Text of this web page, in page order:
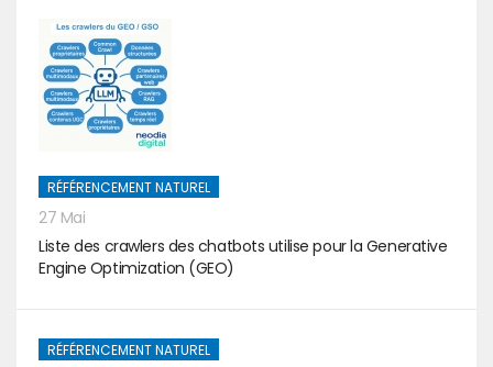
RÉFÉRENCEMENT NATUREL
27 Mai
Liste des crawlers des chatbots utilise pour la Generative
Engine Optimization (GEO)
RÉFÉRENCEMENT NATUREL